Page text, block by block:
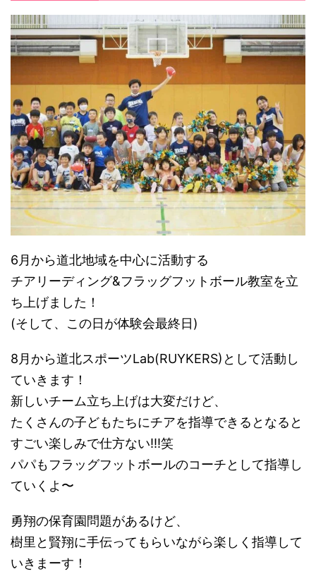
6月から道北地域を中心に活動する
チアリーディング&フラッグフットボール教室を立
ち上げました！
(そして、この日が体験会最終日)
8月から道北スポーツLab(RUYKERS)として活動し
ていきます！
新しいチーム立ち上げは大変だけど、
たくさんの子どもたちにチアを指導できるとなると
すごい楽しみで仕方ない!!!笑
パパもフラッグフットボールのコーチとして指導し
ていくよ〜
勇翔の保育園問題があるけど、
樹里と賢翔に手伝ってもらいながら楽しく指導して
いきまーす！